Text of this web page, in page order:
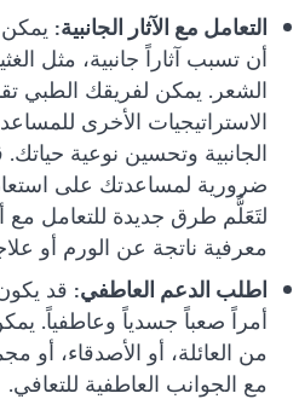
التعامل مع الآثار الجانبية:
أن تسبب آثاراً جانبية، مثل
الشعر. يمكن لفريقك الطبي
الاستراتيجيات الأخرى
الجانبية وتحسين نوعية حياتك.
ضرورية لمساعدتك على
لتَعَلُّم طرق جديدة للتعامل
معرفية ناتجة عن الورم أو
اطلب الدعم العاطفي: قد
أمراً صعباً جسدياً وعاطفياً.
من العائلة، أو الأصدقاء، أو
مع الجوانب العاطفية للتعافي.